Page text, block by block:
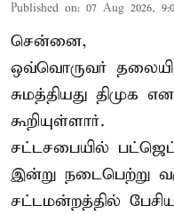
Published on: 07 Aug 2026,
சென்னை,
ஒவ்வொருவர்
சுமத்தியது திமுக
கூறியுள்ளார்.
சட்டசபையில்
இன்று நடைபெற்று
சட்டமன்றத்தில்